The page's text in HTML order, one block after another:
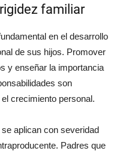
familiar
en el desarrollo
de sus hijos. Promover
y enseñar la importancia
son
crecimiento personal.
aplican con severidad
Padres que